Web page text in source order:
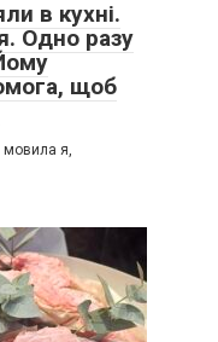
в кухні.
Одно разу
щоб
я,